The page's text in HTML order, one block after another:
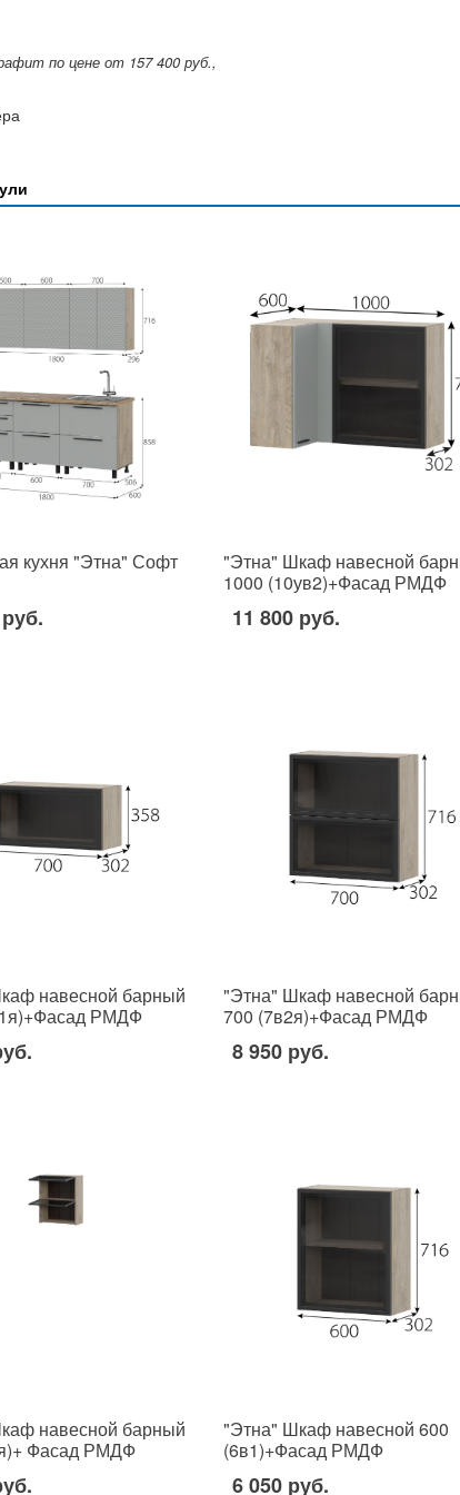
по цене от 157 400 руб.,
кухня "Этна" Софт
"Этна" Шкаф навесной
1000 (10ув2)+Фасад РМДФ
11 800 руб.
навесной барный
РМДФ
"Этна" Шкаф навесной
700 (7в2я)+Фасад РМДФ
8 950 руб.
навесной барный
Фасад РМДФ
"Этна" Шкаф навесной 600
(6в1)+Фасад РМДФ
6 050 руб.